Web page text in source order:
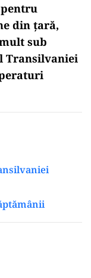
din țară,
sub
Transilvaniei